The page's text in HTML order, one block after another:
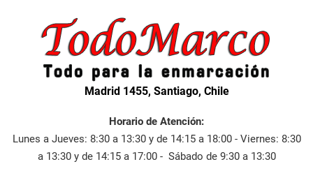
Madrid 1455, Santiago, Chile
Horario de Atención:
Lunes a Jueves: 8:30 a 13:30 y de 14:15 a 18:00 - Viernes: 8:30
a 13:30 y de 14:15 a 17:00 - Sábado de 9:30 a 13:30